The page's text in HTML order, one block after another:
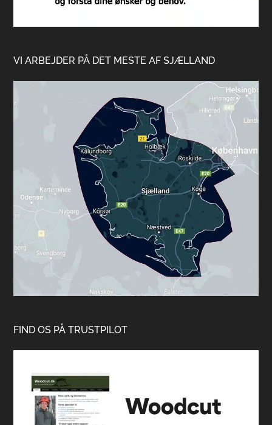
VI ARBEJDER PÅ DET MESTE AF SJÆLLAND
FIND OS PÅ TRUSTPILOT